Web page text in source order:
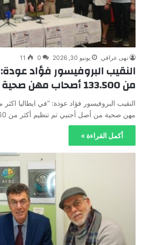
نهى عراقي يونيو 30, 2026 0
11
النقيب البروفيسور فؤاد عودة:
من 133.500 أصحاب مهن صحية من أصل أجنبي
مهن صحية من أصل أجنبي تم تنظيم أكثر من 1360…
أكمل القراءة »